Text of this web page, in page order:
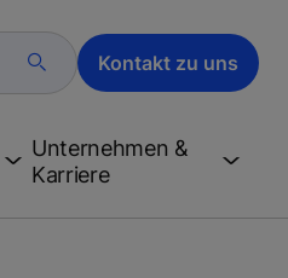
Kontakt zu uns
Unternehmen &
Karriere